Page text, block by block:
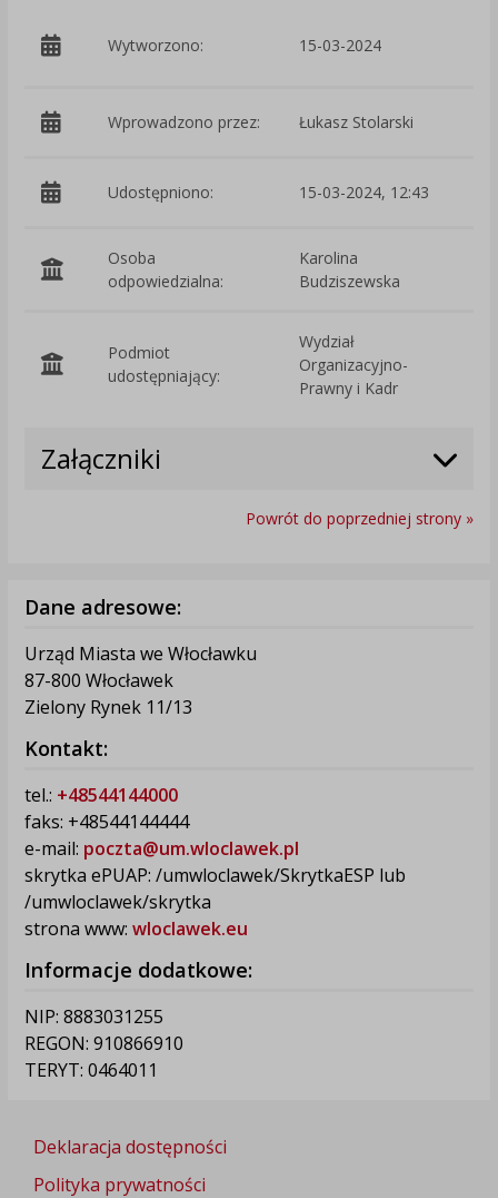
Wytworzono: 15-03-2024
Wprowadzono przez: Łukasz Stolarski
Udostępniono: 15-03-2024, 12:43
Osoba
odpowiedzialna:
Karolina
Budziszewska
Podmiot
udostępniający:
Wydział
Organizacyjno-
Prawny i Kadr
Załączniki
Powrót do poprzedniej strony »
Dane adresowe:
Urząd Miasta we Włocławku
87-800 Włocławek
Zielony Rynek 11/13
Kontakt:
tel.: +48544144000
faks: +48544144444
e-mail: poczta@um.wloclawek.pl
skrytka ePUAP: /umwloclawek/SkrytkaESP lub
/umwloclawek/skrytka
strona www: wloclawek.eu
Informacje dodatkowe:
NIP: 8883031255
REGON: 910866910
TERYT: 0464011
Deklaracja dostępności
Polityka prywatności